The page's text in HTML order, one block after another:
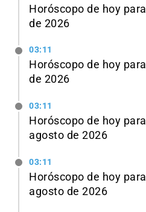
Horóscopo de hoy
de 2026
03:11
Horóscopo de hoy
de 2026
03:11
Horóscopo de hoy
agosto de 2026
03:11
Horóscopo de hoy
agosto de 2026